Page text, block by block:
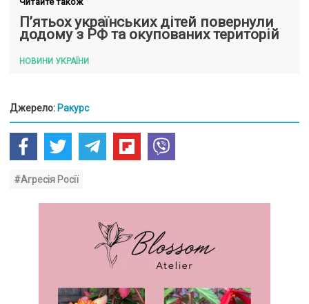
П’ятьох українських дітей повернули
додому з РФ та окупованих територій
НОВИНИ УКРАЇНИ
Джерело: Ракурс
#Агресія Росії